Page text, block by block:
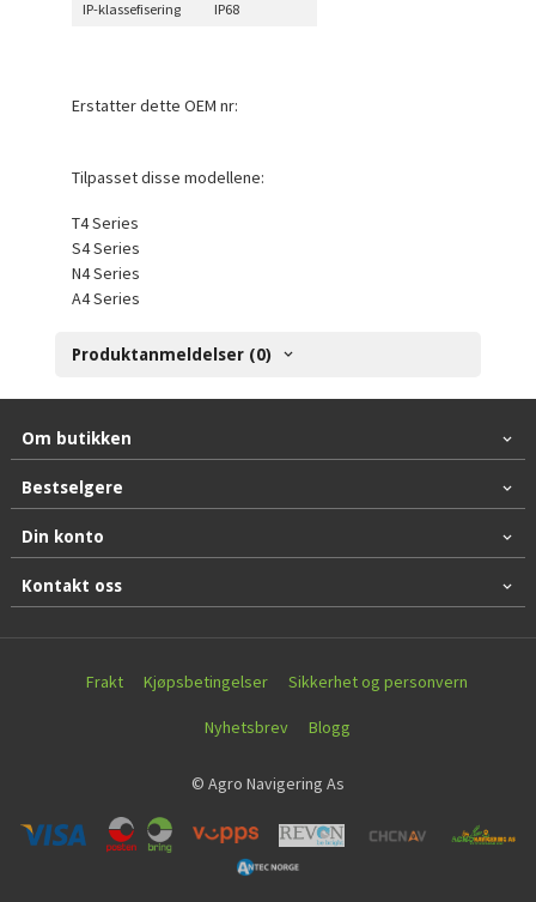
IP-klassefisering
IP68
Erstatter dette OEM nr:
Tilpasset disse modellene:
T4 Series
S4 Series
N4 Series
A4 Series
Produktanmeldelser (0)
Om butikken
Bestselgere
Din konto
Kontakt oss
Frakt Kjøpsbetingelser Sikkerhet og personvern
Nyhetsbrev Blogg
© Agro Navigering As